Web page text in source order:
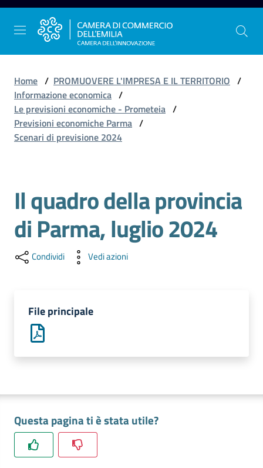
Vai al contenuto
Vai alla navigazione
Vai al footer
La
Camera
Gestire
l'impresa
Promuovere
territorio
Tutelare
Consumatore
Home / PROMUOVERE L'IMPRESA E IL TERRITORIO /
Informazione economica /
Le previsioni economiche - Prometeia /
Previsioni economiche Parma /
Scenari di previsione 2024
Il quadro della provincia
di Parma, luglio 2024
Condividi Vedi azioni
File principale
Questa pagina ti è stata utile?